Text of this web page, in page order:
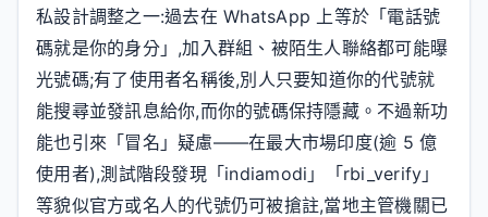
私設計調整之一:過去在 WhatsApp 上等於「電話號
碼就是你的身分」,加入群組、被陌生人聯絡都可能曝
光號碼;有了使用者名稱後,別人只要知道你的代號就
能搜尋並發訊息給你,而你的號碼保持隱藏。不過新功
能也引來「冒名」疑慮——在最大市場印度(逾 5 億
使用者),測試階段發現「indiamodi」「rbi_verify」
等貌似官方或名人的代號仍可被搶註,當地主管機關已